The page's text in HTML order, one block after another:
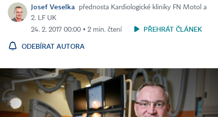
Josef Veselka
přednosta Kardiologické kliniky FN Motol a
2. LF UK
24. 2. 2017 00:00 ▪ 2 min. čtení
PŘEHRÁT ČLÁNEK
ODEBÍRAT AUTORA